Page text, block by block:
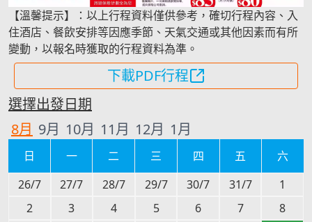
【溫馨提示】：以上行程資料僅供參考，確切行程內容、入
住酒店、餐飲安排等因應季節、天氣交通或其他因素而有所
變動，以報名時獲取的行程資料為準。
下載PDF行程
選擇出發日期
8月 9月 10月 11月 12月 1月
日 一 二 三 四 五
六
26/7
27/7 28/7 29/7 30/7 31/7
1
2
3 4 5 6 7 8